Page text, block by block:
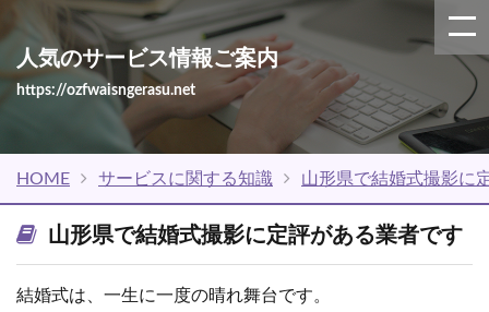
人気のサービス情報ご案内
https://ozfwaisngerasu.net
HOME サービスに関する知識 山形県で結婚式撮影に
山形県で結婚式撮影に定評がある業者です
結婚式は、一生に一度の晴れ舞台です。